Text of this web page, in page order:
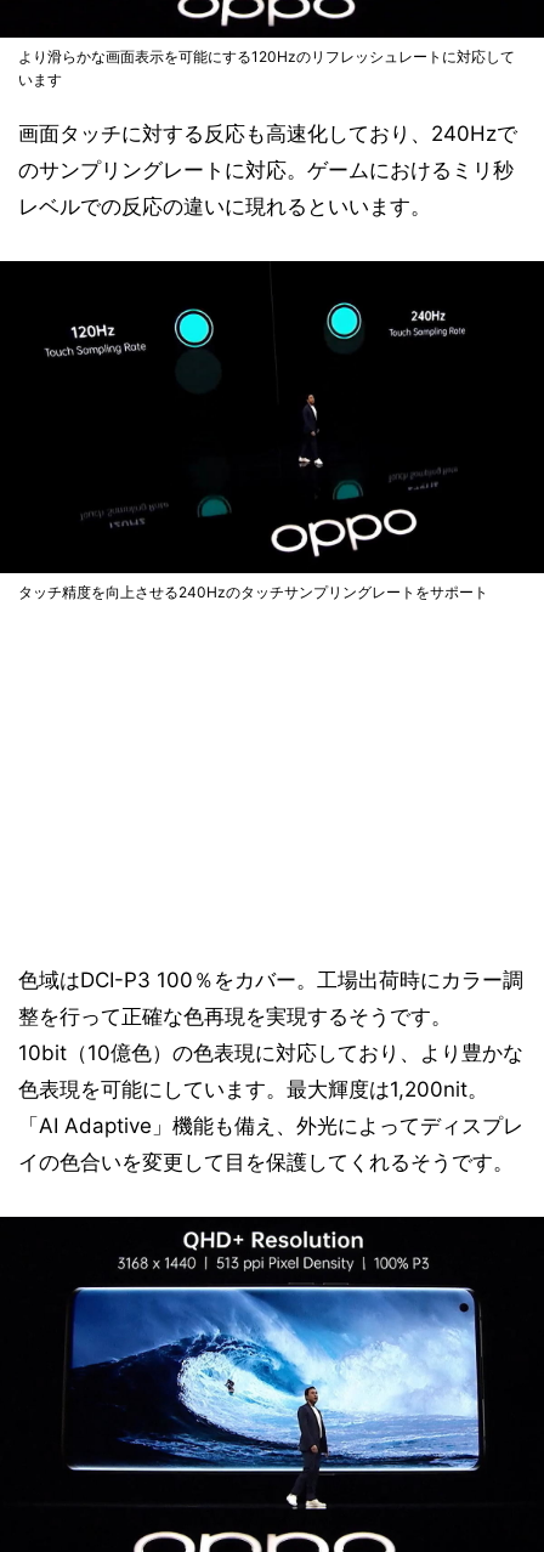
より滑らかな画面表示を可能にする120Hzのリフレッシュレートに対応して
います
画面タッチに対する反応も高速化しており、240Hzで
のサンプリングレートに対応。ゲームにおけるミリ秒
レベルでの反応の違いに現れるといいます。
タッチ精度を向上させる240Hzのタッチサンプリングレートをサポート
色域はDCI-P3 100％をカバー。工場出荷時にカラー調
整を行って正確な色再現を実現するそうです。
10bit（10億色）の色表現に対応しており、より豊かな
色表現を可能にしています。最大輝度は1,200nit。
「AI Adaptive」機能も備え、外光によってディスプレ
イの色合いを変更して目を保護してくれるそうです。